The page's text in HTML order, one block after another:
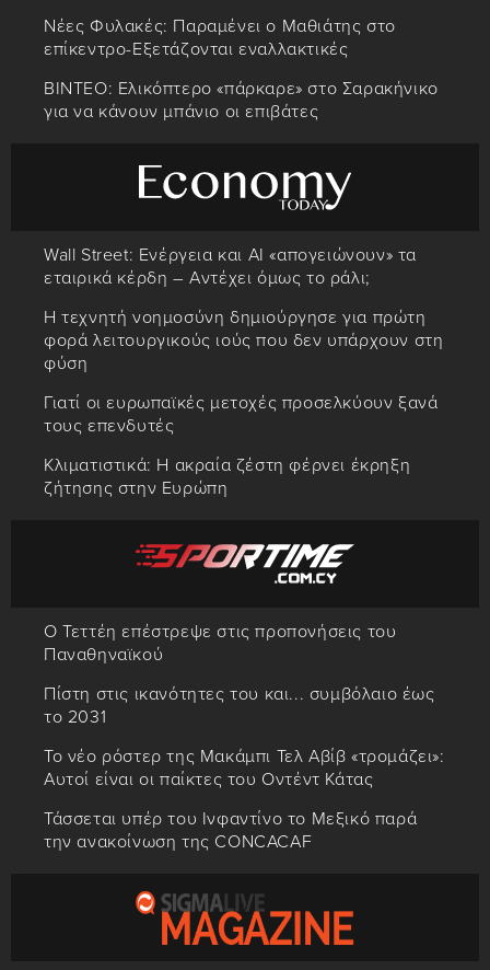
Νέες Φυλακές: Παραμένει ο Μαθιάτης στο
επίκεντρο-Εξετάζονται εναλλακτικές
ΒΙΝΤΕΟ: Ελικόπτερο «πάρκαρε» στο Σαρακήνικο
για να κάνουν μπάνιο οι επιβάτες
Wall Street: Ενέργεια και AI «απογειώνουν» τα
εταιρικά κέρδη – Αντέχει όμως το ράλι;
Η τεχνητή νοημοσύνη δημιούργησε για πρώτη
φορά λειτουργικούς ιούς που δεν υπάρχουν στη
φύση
Γιατί οι ευρωπαϊκές μετοχές προσελκύουν ξανά
τους επενδυτές
Κλιματιστικά: Η ακραία ζέστη φέρνει έκρηξη
ζήτησης στην Ευρώπη
Ο Τεττέη επέστρεψε στις προπονήσεις του
Παναθηναϊκού
Πίστη στις ικανότητες του και... συμβόλαιο έως
το 2031
Το νέο ρόστερ της Μακάμπι Τελ Αβίβ «τρομάζει»:
Αυτοί είναι οι παίκτες του Οντέντ Κάτας
Τάσσεται υπέρ του Ινφαντίνο το Μεξικό παρά
την ανακοίνωση της CONCACAF